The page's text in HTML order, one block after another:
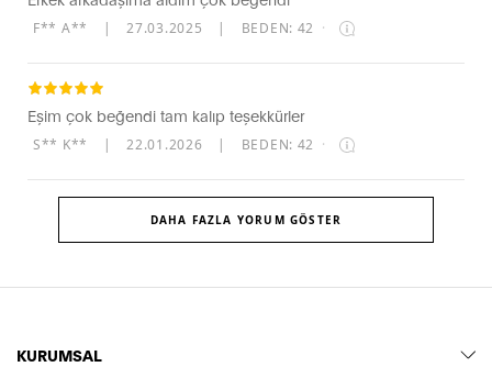
F** A** | 27.03.2025 | BEDEN: 42 ·
Eşim çok beğendi tam kalıp teşekkürler
S** K** | 22.01.2026 | BEDEN: 42 ·
DAHA FAZLA YORUM GÖSTER
KURUMSAL